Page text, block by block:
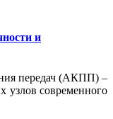
и
передач (АКПП) –
узлов современного